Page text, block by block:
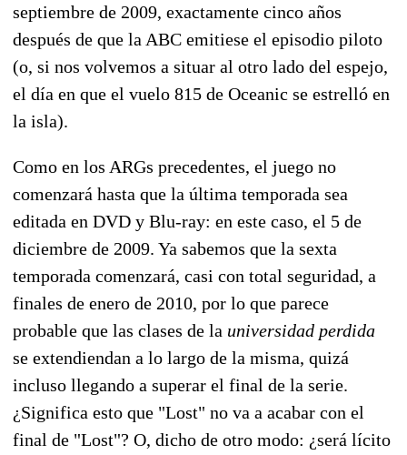
septiembre de 2009, exactamente cinco años
después de que la ABC emitiese el episodio piloto
(o, si nos volvemos a situar al otro lado del espejo,
el día en que el vuelo 815 de Oceanic se estrelló en
la isla).
Como en los ARGs precedentes, el juego no
comenzará hasta que la última temporada sea
editada en DVD y Blu-ray: en este caso, el 5 de
diciembre de 2009. Ya sabemos que la sexta
temporada comenzará, casi con total seguridad, a
finales de enero de 2010, por lo que parece
probable que las clases de la universidad perdida
se extendiendan a lo largo de la misma, quizá
incluso llegando a superar el final de la serie.
¿Significa esto que "Lost" no va a acabar con el
final de "Lost"? O, dicho de otro modo: ¿será lícito